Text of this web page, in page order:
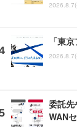
「東
委託
WAN